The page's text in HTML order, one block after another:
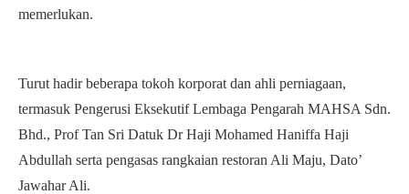
memerlukan.
Turut hadir beberapa tokoh korporat dan ahli perniagaan,
termasuk Pengerusi Eksekutif Lembaga Pengarah MAHSA Sdn.
Bhd., Prof Tan Sri Datuk Dr Haji Mohamed Haniffa Haji
Abdullah serta pengasas rangkaian restoran Ali Maju, Dato’
Jawahar Ali.